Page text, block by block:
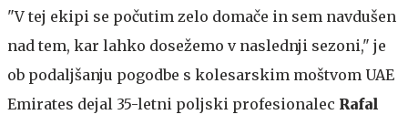
"V tej ekipi se počutim zelo domače in sem navdušen
nad tem, kar lahko dosežemo v naslednji sezoni," je
ob podaljšanju pogodbe s kolesarskim moštvom UAE
Emirates dejal 35-letni poljski profesionalec Rafal